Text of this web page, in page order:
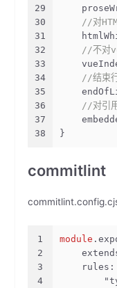
29
30
31
32
33
34
35
36
37
38
//对
//不对
//结束
//对引
}
commitlint
1
2
3
4
module .
rules :